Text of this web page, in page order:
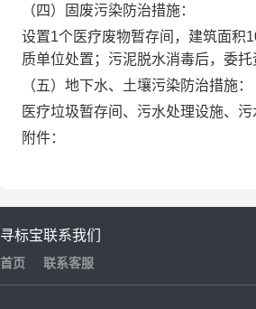
（四）固废污染防治措施：
设置1个医疗废物暂存间，建筑面积
质单位处置；污泥脱水消毒后，委
（五）地下水、土壤污染防治措施：
医疗垃圾暂存间、污水处理设施、
附件：
寻标宝
首页
联系我们
联系客服